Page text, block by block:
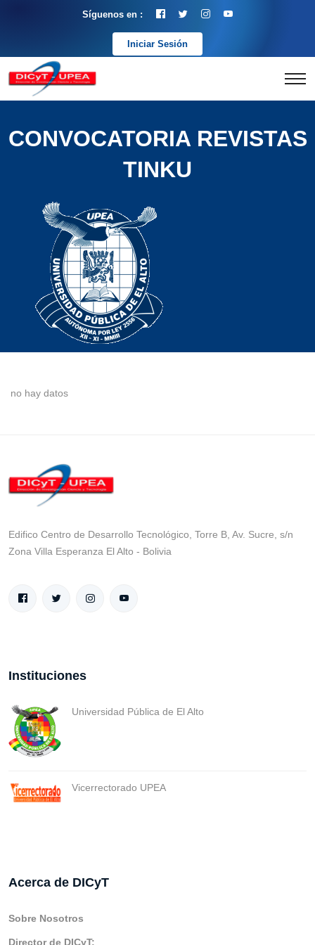
Síguenos en :
Iniciar Sesión
CONVOCATORIA REVISTAS
TINKU
no hay datos
Edifico Centro de Desarrollo Tecnológico, Torre B, Av. Sucre, s/n
Zona Villa Esperanza El Alto - Bolivia
Instituciones
Universidad Pública de El Alto
Vicerrectorado UPEA
Acerca de DICyT
Sobre Nosotros
Director de DICyT: